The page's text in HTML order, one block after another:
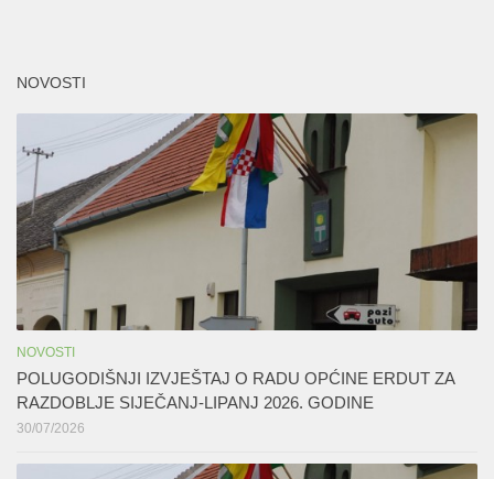
NOVOSTI
NOVOSTI
POLUGODIŠNJI IZVJEŠTAJ O RADU OPĆINE ERDUT ZA
RAZDOBLJE SIJEČANJ-LIPANJ 2026. GODINE
30/07/2026